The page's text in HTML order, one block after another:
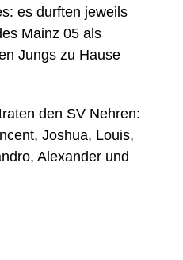
es durften jeweils
Mainz 05 als
Jungs zu Hause
den SV Nehren:
Joshua, Louis,
Alexander und